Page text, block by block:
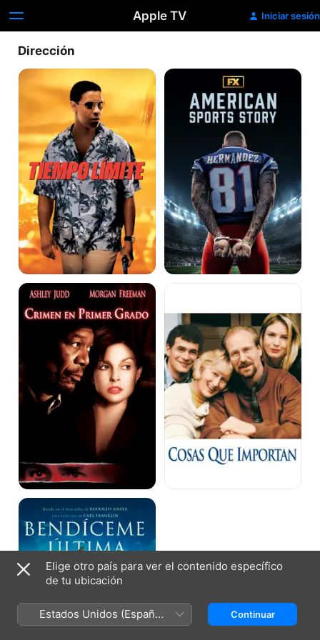
Apple TV Iniciar sesión
Dirección
Tiempo
límite
American
Crimen
en
primer
grado
importan
Bendíceme
Elige otro país para ver el contenido específico
de tu ubicación
Estados Unidos (Español
México)
Continuar